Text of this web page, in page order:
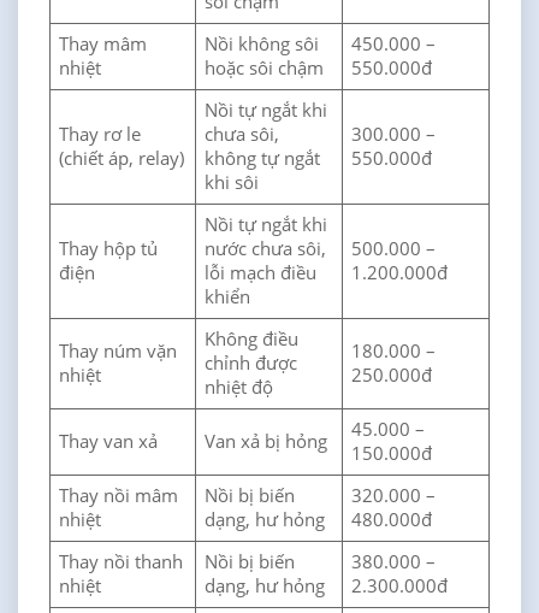
Thay mâm
nhiệt
Nồi không sôi
hoặc sôi chậm
450.000 –
550.000đ
Thay rơ le
(chiết áp, relay)
Nồi tự ngắt khi
chưa sôi,
không tự ngắt
khi sôi
300.000 –
550.000đ
Thay hộp tủ
điện
Nồi tự ngắt khi
nước chưa sôi,
lỗi mạch điều
khiển
500.000 –
1.200.000đ
Thay núm vặn
nhiệt
Không điều
chỉnh được
nhiệt độ
180.000 –
250.000đ
Thay van xả Van xả bị hỏng
45.000 –
150.000đ
Thay nồi mâm
nhiệt
Nồi bị biến
dạng, hư hỏng
320.000 –
480.000đ
Thay nồi thanh
nhiệt
Nồi bị biến
dạng, hư hỏng
380.000 –
2.300.000đ